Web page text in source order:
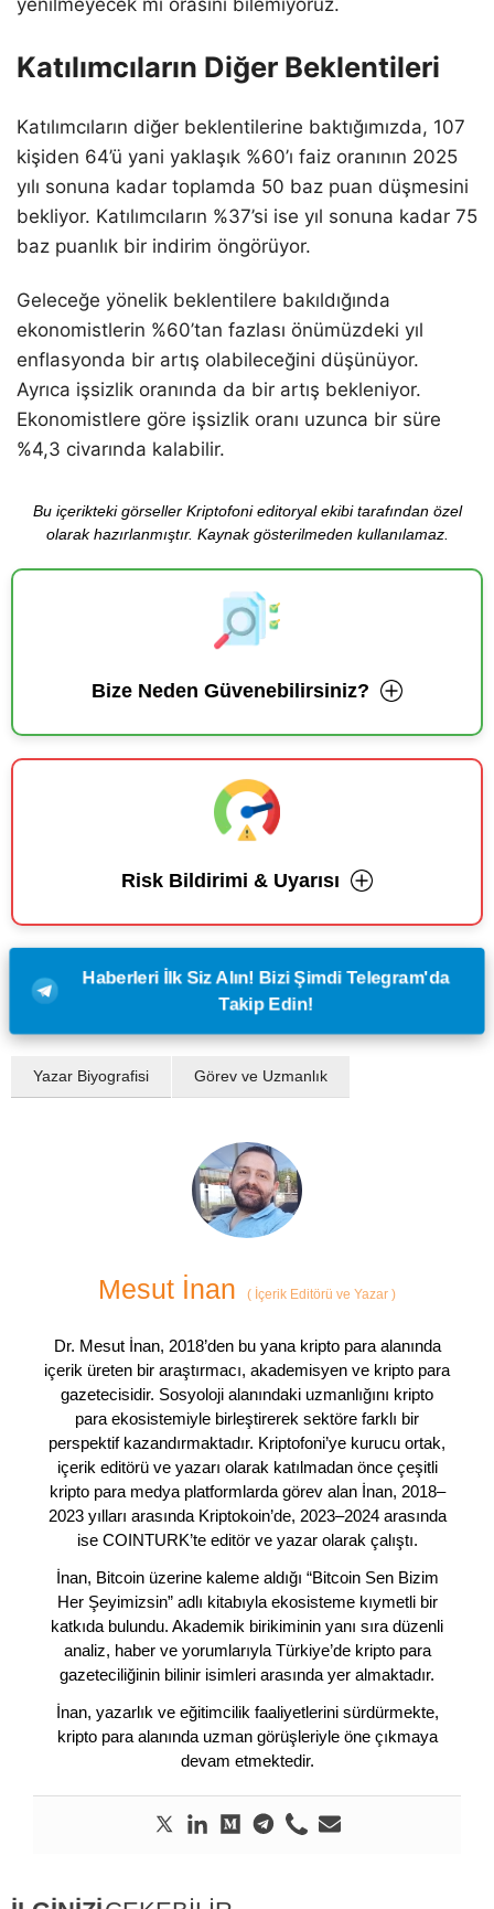
yenilmeyecek mi orasını bilemiyoruz.
Katılımcıların Diğer Beklentileri
Katılımcıların diğer beklentilerine baktığımızda, 107
kişiden 64’ü yani yaklaşık %60’ı faiz oranının 2025
yılı sonuna kadar toplamda 50 baz puan düşmesini
bekliyor. Katılımcıların %37’si ise yıl sonuna kadar 75
baz puanlık bir indirim öngörüyor.
Geleceğe yönelik beklentilere bakıldığında
ekonomistlerin %60’tan fazlası önümüzdeki yıl
enflasyonda bir artış olabileceğini düşünüyor.
Ayrıca işsizlik oranında da bir artış bekleniyor.
Ekonomistlere göre işsizlik oranı uzunca bir süre
%4,3 civarında kalabilir.
Bu içerikteki görseller Kriptofoni editoryal ekibi tarafından özel
olarak hazırlanmıştır. Kaynak gösterilmeden kullanılamaz.
Bize Neden Güvenebilirsiniz?
Risk Bildirimi & Uyarısı
Haberleri İlk Siz Alın! Bizi Şimdi Telegram'da
Takip Edin!
Yazar Biyografisi Görev ve Uzmanlık
Mesut İnan ( İçerik Editörü ve Yazar )
Dr. Mesut İnan, 2018’den bu yana kripto para alanında
içerik üreten bir araştırmacı, akademisyen ve kripto para
gazetecisidir. Sosyoloji alanındaki uzmanlığını kripto
para ekosistemiyle birleştirerek sektöre farklı bir
perspektif kazandırmaktadır. Kriptofoni’ye kurucu ortak,
içerik editörü ve yazarı olarak katılmadan önce çeşitli
kripto para medya platformlarda görev alan İnan, 2018–
2023 yılları arasında Kriptokoin’de, 2023–2024 arasında
ise COINTURK’te editör ve yazar olarak çalıştı.
İnan, Bitcoin üzerine kaleme aldığı “Bitcoin Sen Bizim
Her Şeyimizsin” adlı kitabıyla ekosisteme kıymetli bir
katkıda bulundu. Akademik birikiminin yanı sıra düzenli
analiz, haber ve yorumlarıyla Türkiye’de kripto para
gazeteciliğinin bilinir isimleri arasında yer almaktadır.
İnan, yazarlık ve eğitimcilik faaliyetlerini sürdürmekte,
kripto para alanında uzman görüşleriyle öne çıkmaya
devam etmektedir.